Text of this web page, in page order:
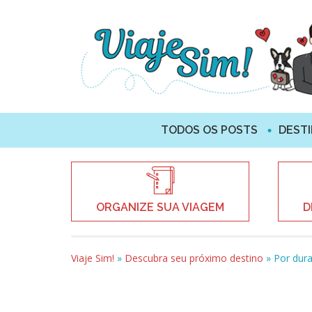
TODOS OS POSTS
ORGANIZE SUA VIAGEM
Viaje Sim! » Descubra seu próximo destino » Por